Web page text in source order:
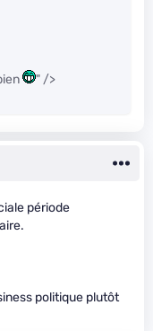
" />
période
politique plutôt